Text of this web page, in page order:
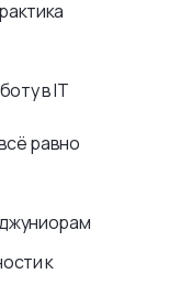
в IТ
равно
к